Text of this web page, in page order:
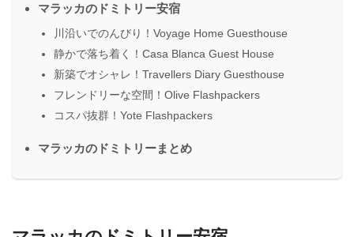
マラッカのドミトリー安宿
川沿いでのんびり！Voyage Home Guesthouse
静かで落ち着く！Casa Blanca Guest House
新築でオシャレ！Travellers Diary Guesthouse
フレンドリーな空間！Olive Flashpackers
コスパ抜群！Yote Flashpackers
マラッカのドミトリーまとめ